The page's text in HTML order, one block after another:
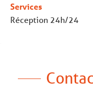
Services
Réception 24h/24